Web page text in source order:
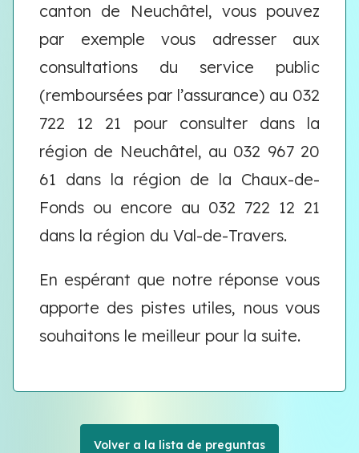
canton de Neuchâtel, vous pouvez
par exemple vous adresser aux
consultations du service public
(remboursées par l’assurance) au 032
722 12 21 pour consulter dans la
région de Neuchâtel, au 032 967 20
61 dans la région de la Chaux-de-
Fonds ou encore au 032 722 12 21
dans la région du Val-de-Travers.
En espérant que notre réponse vous
apporte des pistes utiles, nous vous
souhaitons le meilleur pour la suite.
Volver a la lista de preguntas